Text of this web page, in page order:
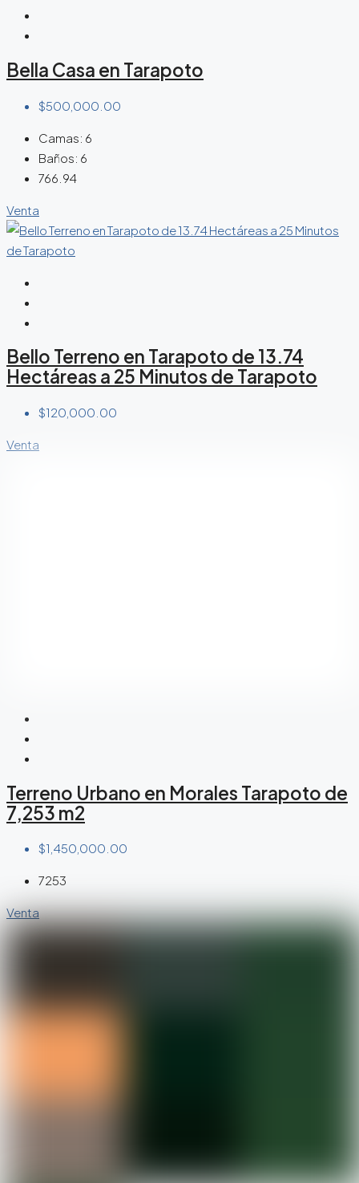
Bella Casa en Tarapoto
$500,000.00
Camas: 6
Baños: 6
766.94
Venta
Bello Terreno en Tarapoto de 13.74
Hectáreas a 25 Minutos de Tarapoto
$120,000.00
Venta
Terreno Urbano en Morales Tarapoto de
7,253 m2
$1,450,000.00
7253
Venta